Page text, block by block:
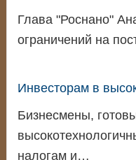
Глава "Роснано"
ограничений на
Инвесторам в
Бизнесмены,
налогам и…